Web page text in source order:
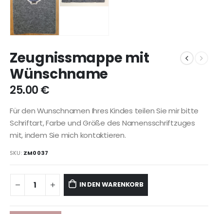
Zeugnissmappe mit
Wünschname
25.00€
Für den Wunschnamen Ihres Kindes teilen Sie mir bitte
Schriftart, Farbe und Größe des Namensschriftzuges
mit, indem Sie mich kontaktieren.
SKU: ZM0037
IN DEN WARENKORB